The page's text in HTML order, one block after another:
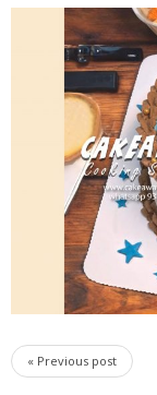
« Previous post